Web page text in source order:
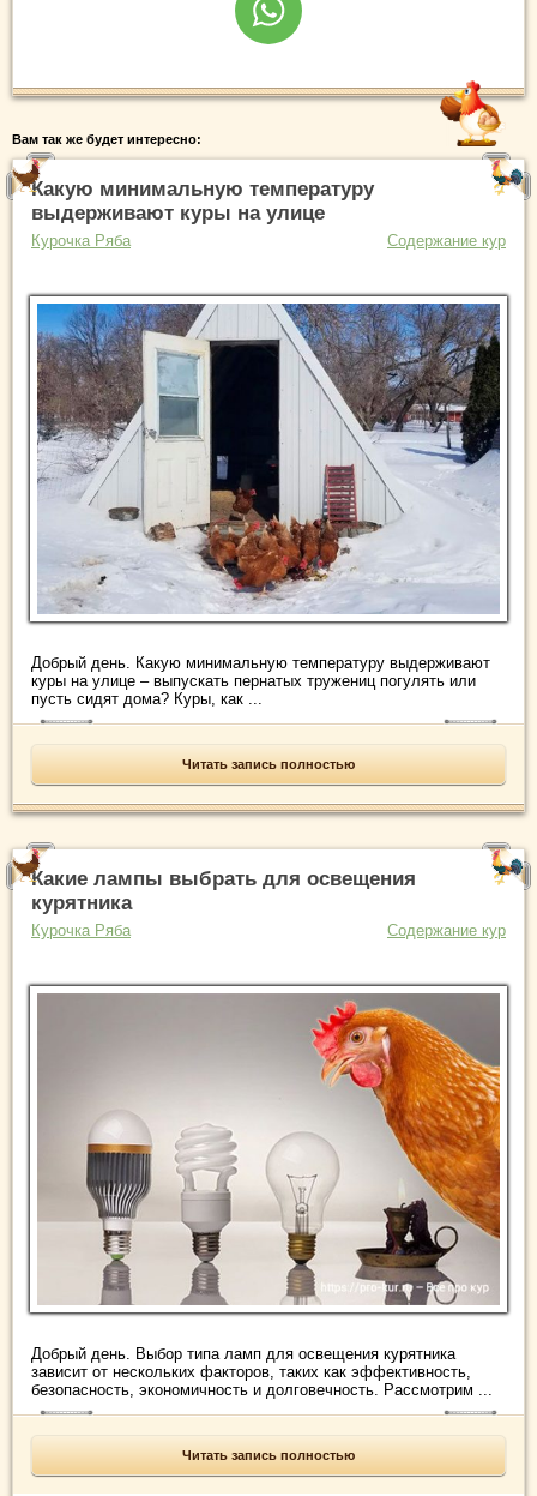
Вам так же будет интересно:
Какую минимальную температуру
выдерживают куры на улице
Курочка Ряба Содержание кур
Добрый день. Какую минимальную температуру выдерживают
куры на улице – выпускать пернатых тружениц погулять или
пусть сидят дома? Куры, как ...
Читать запись полностью
Какие лампы выбрать для освещения
курятника
Курочка Ряба Содержание кур
Добрый день. Выбор типа ламп для освещения курятника
зависит от нескольких факторов, таких как эффективность,
безопасность, экономичность и долговечность. Рассмотрим ...
Читать запись полностью